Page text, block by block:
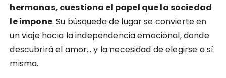
hermanas, cuestiona el papel que la sociedad
le impone. Su búsqueda de lugar se convierte en
un viaje hacia la independencia emocional, donde
descubrirá el amor… y la necesidad de elegirse a sí
misma.